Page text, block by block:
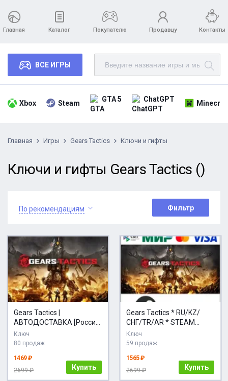
Главная Каталог Покупателю Продавцу Контакты
ВСЕ ИГРЫ
Xbox Steam GTA 5 ChatGPT
Главная Игры Gears Tactics Ключи и гифты
Ключи и гифты Gears Tactics ()
По рекомендациям Фильтр
Gears Tactics |
АВТОДОСТАВКА [Россия
Steam Gift]
Ключ
80 продаж
1469 ₽
2699 ₽
Купить
Gears Tactics * RU/KZ/
СНГ/TR/AR * STEAM
АВТОДОСТАВКА
Ключ
59 продаж
1565 ₽
2699 ₽
Купить